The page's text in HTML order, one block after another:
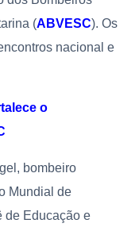
(ABVESC). Os
nacional e
o
bombeiro
Mundial de
de Educação e